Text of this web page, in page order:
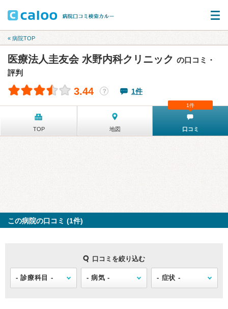
« 病院TOP
医療法人圭友会 水野内科クリニック の口コミ・
評判
3.44 ？ 1件
TOP 地図 口コミ
1件
この病院の口コミ (1件)
口コミを絞り込む